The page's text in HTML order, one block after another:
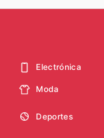
Electrónica
Moda
Deportes